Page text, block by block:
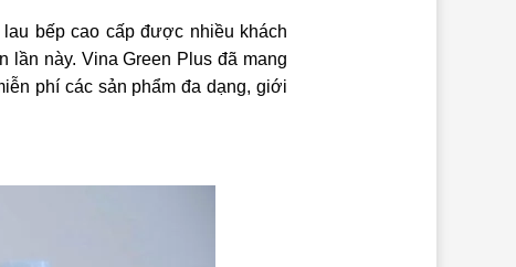
bếp cao cấp được nhiều khách
lần này. Vina Green Plus đã mang
phí các sản phẩm đa dạng, giới